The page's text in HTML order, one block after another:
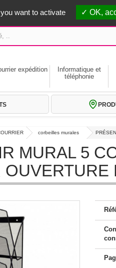
expédition
Informatique et
téléphonie
corbeilles murales
MURAL 5
OUVERTURE
want to activate OK,